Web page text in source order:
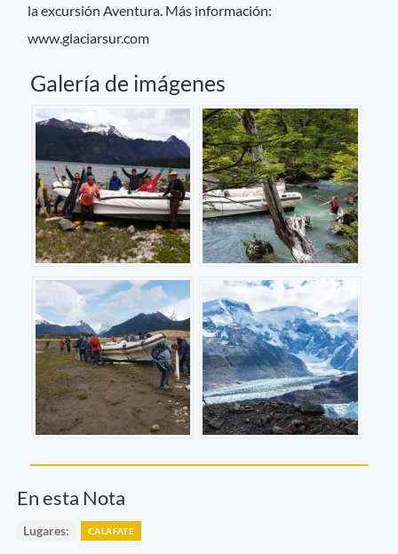
la excursión Aventura. Más información:
www.glaciarsur.com
Galería de imágenes
En esta Nota
Lugares: CALAFATE